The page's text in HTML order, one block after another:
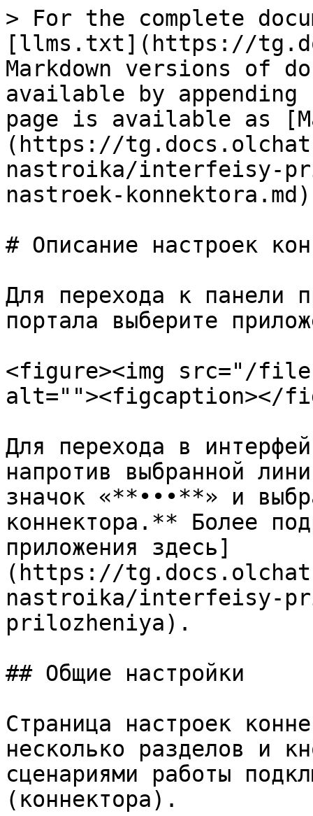
> For the complete
[llms.txt](https://
Markdown versions of
available by
page is available as
(https://
nastroika/interfeisy-
nastroek-
# Описание настроек
Для перехода к панели
портала выберите
<figure><img src="/files/
alt=""><figcaption></
Для перехода в
напротив выбранной
значок «**•••**» и
коннектора.** Более
приложения здесь]
(https://
nastroika/interfeisy-
prilozheniya).
## Общие настройки
Страница настроек
несколько разделов и
сценариями работы
(коннектора).